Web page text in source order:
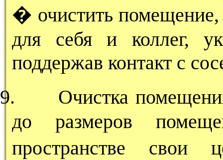
� очистить помещение,
для себя и коллег,
поддержав контакт с
9.
Очистка
до размеров
пространстве